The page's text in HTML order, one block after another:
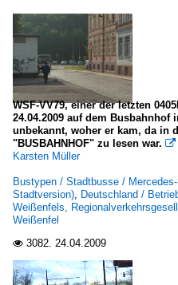
WSF-VV79, einer der letzten
24.04.2009 auf dem
unbekannt, woher er kam, da in
"BUSBAHNHOF" zu lesen war. 
Karsten Müller
Bustypen / Stadtbusse /
Stadtversion), Deutschland /
Weißenfels,
Weißenfel
 3082. 24.04.2009